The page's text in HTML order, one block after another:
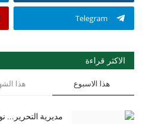
Telegram
الاكثر قراءة
هذا الاسبوع هذا
مديرية التحرير...